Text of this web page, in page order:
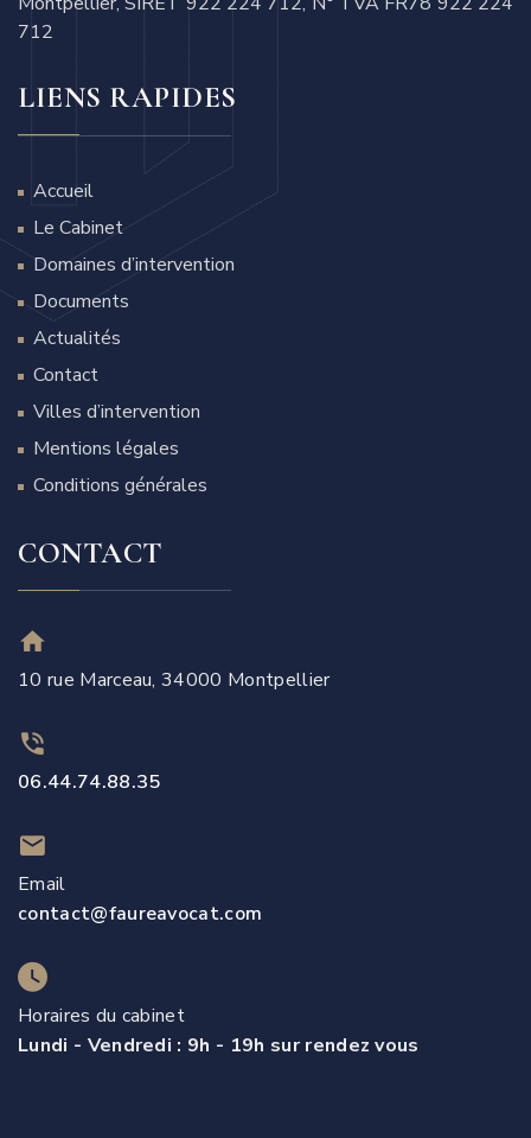
712
LIENS RAPIDES
Accueil
Le Cabinet
Domaines d’intervention
Documents
Actualités
Contact
Villes d’intervention
Mentions légales
Conditions générales
CONTACT
10 rue Marceau, 34000 Montpellier
06.44.74.88.35
Email
contact@faureavocat.com
Horaires du cabinet
Lundi - Vendredi : 9h - 19h sur rendez vous